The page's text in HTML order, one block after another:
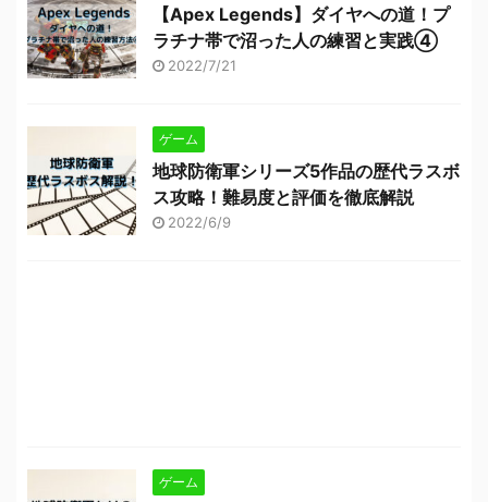
【Apex Legends】ダイヤへの道！プ
ラチナ帯で沼った人の練習と実践④
2022/7/21
ゲーム
地球防衛軍シリーズ5作品の歴代ラスボ
ス攻略！難易度と評価を徹底解説
2022/6/9
ゲーム